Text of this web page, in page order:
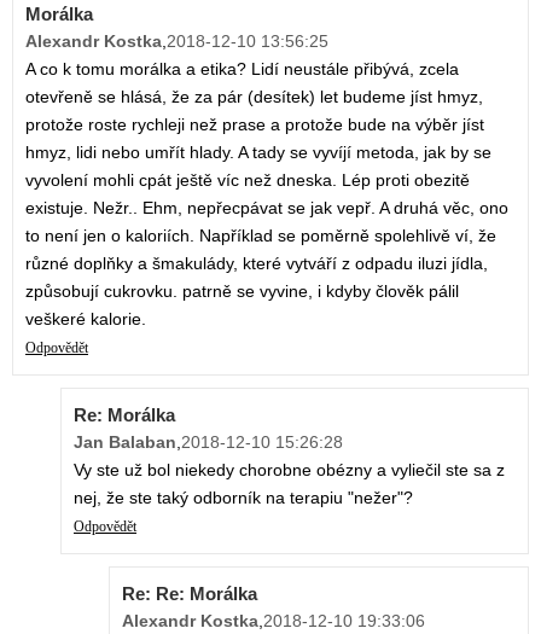
Morálka
Alexandr Kostka,2018-12-10 13:56:25
A co k tomu morálka a etika? Lidí neustále přibývá, zcela
otevřeně se hlásá, že za pár (desítek) let budeme jíst hmyz,
protože roste rychleji než prase a protože bude na výběr jíst
hmyz, lidi nebo umřít hlady. A tady se vyvíjí metoda, jak by se
vyvolení mohli cpát ještě víc než dneska. Lép proti obezitě
existuje. Nežr.. Ehm, nepřecpávat se jak vepř. A druhá věc, ono
to není jen o kaloriích. Například se poměrně spolehlivě ví, že
různé doplňky a šmakulády, které vytváří z odpadu iluzi jídla,
způsobují cukrovku. patrně se vyvine, i kdyby člověk pálil
veškeré kalorie.
Odpovědět
Re: Morálka
Jan Balaban,2018-12-10 15:26:28
Vy ste už bol niekedy chorobne obézny a vyliečil ste sa z
nej, že ste taký odborník na terapiu "nežer"?
Odpovědět
Re: Re: Morálka
Alexandr Kostka,2018-12-10 19:33:06